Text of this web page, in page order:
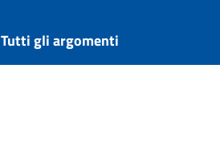
Tutti gli argomenti